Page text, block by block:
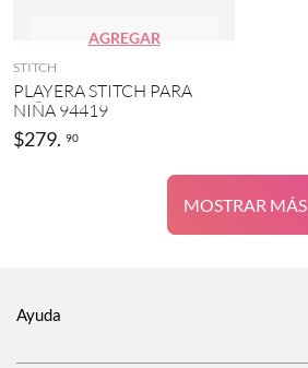
AGREGAR
STITCH
PLAYERA STITCH PARA
NIÑA 94419
$279. 90
MOSTRAR MÁS
Ayuda